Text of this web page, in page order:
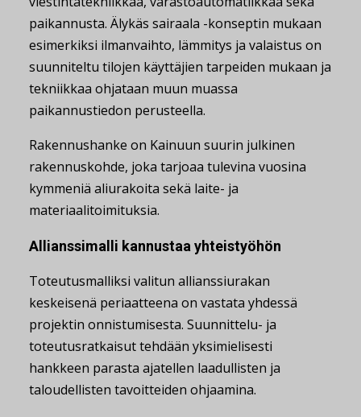
paikannusta. Älykäs sairaala -konseptin mukaan
esimerkiksi ilmanvaihto, lämmitys ja valaistus on
suunniteltu tilojen käyttäjien tarpeiden mukaan ja
tekniikkaa ohjataan muun muassa
paikannustiedon perusteella.
Rakennushanke on Kainuun suurin julkinen
rakennuskohde, joka tarjoaa tulevina vuosina
kymmeniä aliurakoita sekä laite- ja
materiaalitoimituksia.
Allianssimalli kannustaa yhteistyöhön
Toteutusmalliksi valitun allianssiurakan
keskeisenä periaatteena on vastata yhdessä
projektin onnistumisesta. Suunnittelu- ja
toteutusratkaisut tehdään yksimielisesti
hankkeen parasta ajatellen laadullisten ja
taloudellisten tavoitteiden ohjaamina.